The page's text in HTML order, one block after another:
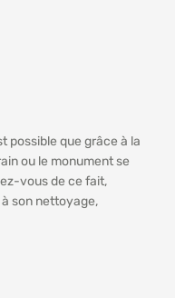
possible que grâce à la
ou le monument se
vous de ce fait,
son nettoyage,